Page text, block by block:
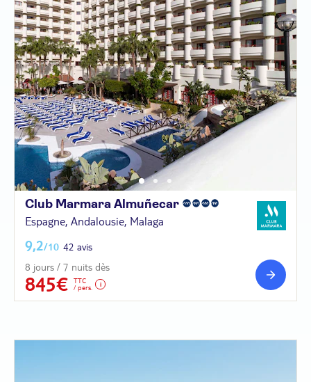
Club Marmara Almuñecar
Espagne, Andalousie, Malaga
9,2/10 42 avis
8 jours / 7 nuits dès
845€
TTC
/ pers.